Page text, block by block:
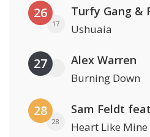
26
17
Turfy Gang &
Ushuaia
27 Alex Warren
Burning Down
28
28
Sam Feldt
Heart Like Mine